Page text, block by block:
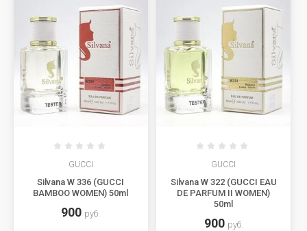
GUCCI
Silvana W 336 (GUCCI
BAMBOO WOMEN) 50ml
900 руб.
GUCCI
Silvana W 322 (GUCCI EAU
DE PARFUM II WOMEN)
50ml
900 руб.